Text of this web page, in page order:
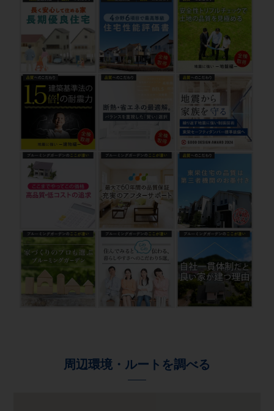
周辺環境・ルートを調べる